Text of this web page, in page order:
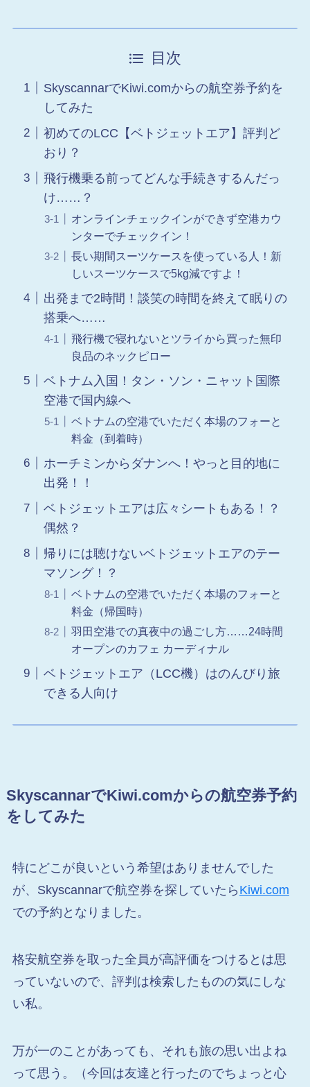
目次
SkyscannarでKiwi.comからの航空券予約を
してみた
初めてのLCC【ベトジェットエア】評判ど
おり？
飛行機乗る前ってどんな手続きするんだっ
け……？
オンラインチェックインができず空港カウ
ンターでチェックイン！
長い期間スーツケースを使っている人！新
しいスーツケースで5kg減ですよ！
出発まで2時間！談笑の時間を終えて眠りの
搭乗へ……
飛行機で寝れないとツライから買った無印
良品のネックピロー
ベトナム入国！タン・ソン・ニャット国際
空港で国内線へ
ベトナムの空港でいただく本場のフォーと
料金（到着時）
ホーチミンからダナンへ！やっと目的地に
出発！！
ベトジェットエアは広々シートもある！？
偶然？
帰りには聴けないベトジェットエアのテー
マソング！？
ベトナムの空港でいただく本場のフォーと
料金（帰国時）
羽田空港での真夜中の過ごし方……24時間
オープンのカフェ カーディナル
ベトジェットエア（LCC機）はのんびり旅
できる人向け
SkyscannarでKiwi.comからの航空券予約
をしてみた
特にどこが良いという希望はありませんでした
が、Skyscannarで航空券を探していたら Kiwi.com
での予約となりました。
格安航空券を取った全員が高評価をつけるとは思
っていないので、評判は検索したものの気にしな
い私。
万が一のことがあっても、それも旅の思い出よね
って思う。（今回は友達と行ったのでちょっと心